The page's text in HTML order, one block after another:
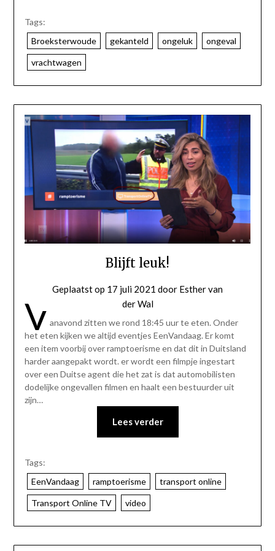
Tags:
Broeksterwoude
gekanteld ongeluk ongeval
vrachtwagen
Blijft leuk!
Geplaatst op 17 juli 2021 door Esther van
der Wal
V anavond zitten we rond 18:45 uur te eten. Onder
het eten kijken we altijd eventjes EenVandaag. Er komt
een item voorbij over ramptoerisme en dat dit in Duitsland
harder aangepakt wordt. er wordt een filmpje ingestart
over een Duitse agent die het zat is dat automobilisten
dodelijke ongevallen filmen en haalt een bestuurder uit
zijn…
Lees verder
Tags:
EenVandaag
ramptoerisme transport online
Transport Online TV video